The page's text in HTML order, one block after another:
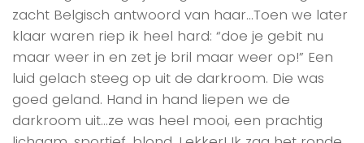
zacht Belgisch antwoord van haar…Toen we later
klaar waren riep ik heel hard: “doe je gebit nu
maar weer in en zet je bril maar weer op!” Een
luid gelach steeg op uit de darkroom. Die was
goed geland. Hand in hand liepen we de
darkroom uit…ze was heel mooi, een prachtig